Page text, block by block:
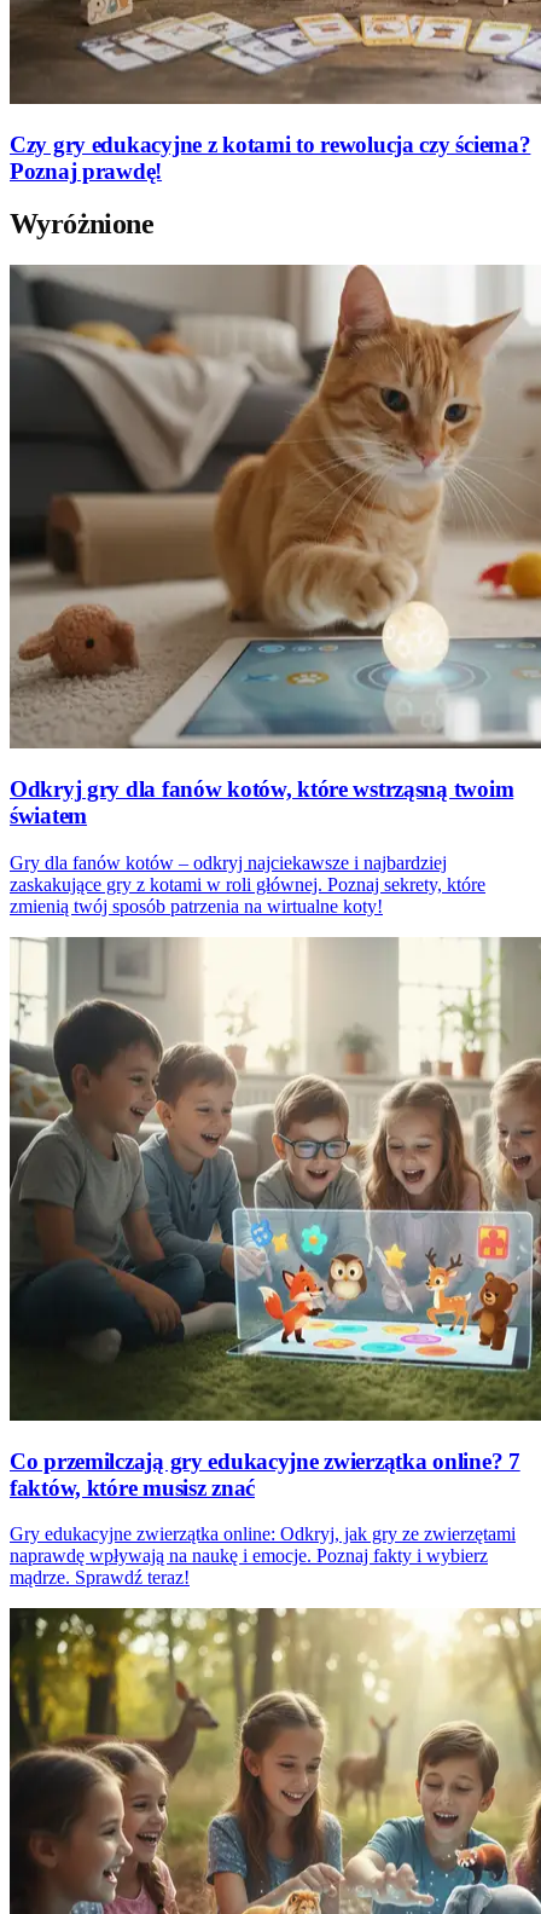
Czy gry edukacyjne z kotami to rewolucja czy ściema?
Poznaj prawdę!
Wyróżnione
Odkryj gry dla fanów kotów, które wstrząsną twoim
światem
Gry dla fanów kotów – odkryj najciekawsze i najbardziej
zaskakujące gry z kotami w roli głównej. Poznaj sekrety, które
zmienią twój sposób patrzenia na wirtualne koty!
Co przemilczają gry edukacyjne zwierzątka online? 7
faktów, które musisz znać
Gry edukacyjne zwierzątka online: Odkryj, jak gry ze zwierzętami
naprawdę wpływają na naukę i emocje. Poznaj fakty i wybierz
mądrze. Sprawdź teraz!